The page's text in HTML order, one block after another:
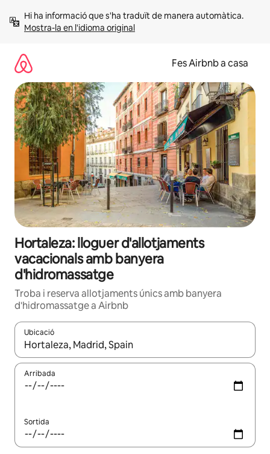
Mostra-la en l'idioma original
Fes Airbnb a casa
Hortaleza: lloguer d'allotjaments
vacacionals amb banyera
d'hidromassatge
Troba i reserva allotjaments únics amb banyera
d'hidromassatge a Airbnb
Ubicació
Quan els resultats estiguin disponibles, podràs navegar-hi a
Arribada
Sortida